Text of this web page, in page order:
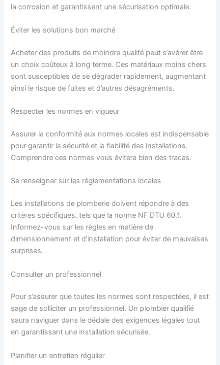
la corrosion et garantissent une sécurisation optimale.
Éviter les solutions bon marché
Acheter des produits de moindre qualité peut s’avérer être
un choix coûteux à long terme. Ces matériaux moins chers
sont susceptibles de se dégrader rapidement, augmentant
ainsi le risque de fuites et d’autres désagréments.
Respecter les normes en vigueur
Assurer la conformité aux normes locales est indispensable
pour garantir la sécurité et la fiabilité des installations.
Comprendre ces normes vous évitera bien des tracas.
Se renseigner sur les réglementations locales
Les installations de plomberie doivent répondre à des
critères spécifiques, tels que la norme NF DTU 60.1.
Informez-vous sur les règles en matière de
dimensionnement et d’installation pour éviter de mauvaises
surprises.
Consulter un professionnel
Pour s’assurer que toutes les normes sont respectées, il est
sage de solliciter un professionnel. Un plombier qualifié
saura naviguer dans le dédale des exigences légales tout
en garantissant une installation sécurisée.
Planifier un entretien régulier